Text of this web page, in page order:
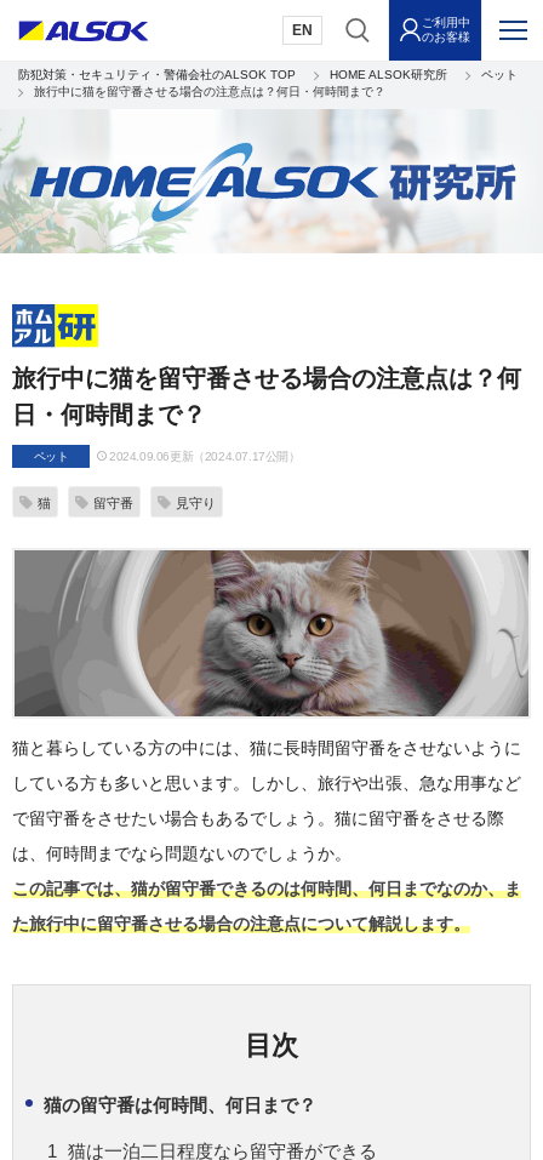
EN
ご利用中
のお客様
防犯対策・セキュリティ・警備会社のALSOK TOP HOME ALSOK研究所
ペット
旅行中に猫を留守番させる場合の注意点は？何日・何時間まで？
旅行中に猫を留守番させる場合の注意点は？何
日・何時間まで？
ペット 2024.09.06更新（2024.07.17公開）
猫 留守番 見守り
猫と暮らしている方の中には、猫に長時間留守番をさせないように
している方も多いと思います。しかし、旅行や出張、急な用事など
で留守番をさせたい場合もあるでしょう。猫に留守番をさせる際
は、何時間までなら問題ないのでしょうか。
この記事では、猫が留守番できるのは何時間、何日までなのか、ま
た旅行中に留守番させる場合の注意点について解説します。
目次
猫の留守番は何時間、何日まで？
猫は一泊二日程度なら留守番ができる